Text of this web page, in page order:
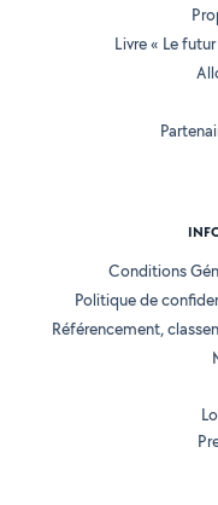
Livre « Le
Conditions
Politique de
Référencement,